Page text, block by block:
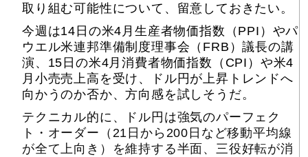
取り組む可能性について、留意しておきたい。
今週は14日の米4月生産者物価指数（PPI）やパ
ウエル米連邦準備制度理事会（FRB）議長の講
演、15日の米4月消費者物価指数（CPI）や米4
月小売売上高を受け、ドル円が上昇トレンドへ
向かうのか否か、方向感を試しそうだ。
テクニカル的に、ドル円は強気のパーフェク
ト・オーダー（21日から200日など移動平均線
が全て上向き）を維持する半面、三役好転が消